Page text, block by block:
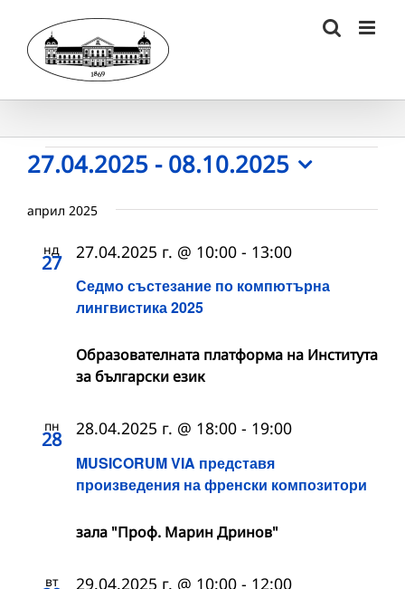
content
Събития
27.04.2025 - 08.10.2025
date.
април 2025
нд
27
Седмо състезание по компютърна
лингвистика 2025
27.04.2025 г. @ 10:00 - 13:00
Образователната платформа на Института
за български език
пн
28
MUSICORUM VIA представя
произведения на френски композитори
28.04.2025 г. @ 18:00 - 19:00
зала "Проф. Марин Дринов"
вт 29.04.2025 г. @ 10:00 - 12:00